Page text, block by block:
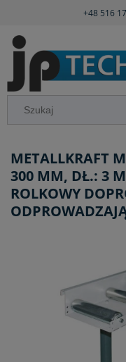
+48 516
METALLKRAFT
300 MM, DŁ.: 3
ROLKOWY